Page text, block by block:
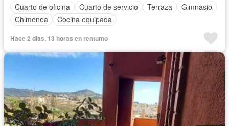
Cuarto de oficina
Cuarto de servicio Terraza
Gimnasio
Chimenea
Cocina equipada
Hace 2 días, 13 horas en rentumo